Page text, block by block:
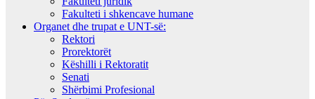
Fakulteti i shkencave humane
Organet dhe trupat e UNT-së:
Rektori
Prorektorët
Këshilli i Rektoratit
Senati
Shërbimi Profesional